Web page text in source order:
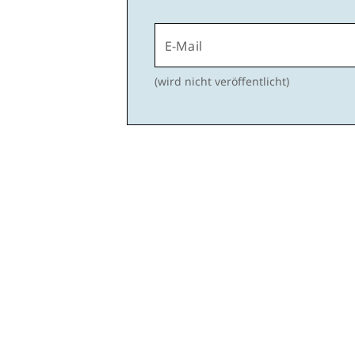
E-Mail
(wird nicht veröffentlicht)